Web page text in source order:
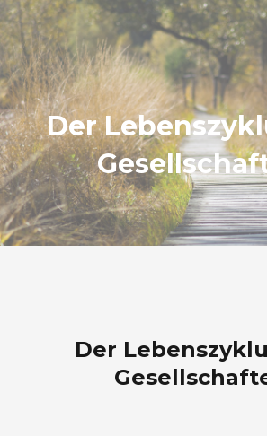
Zum
Inhalt
springen
Der
Der